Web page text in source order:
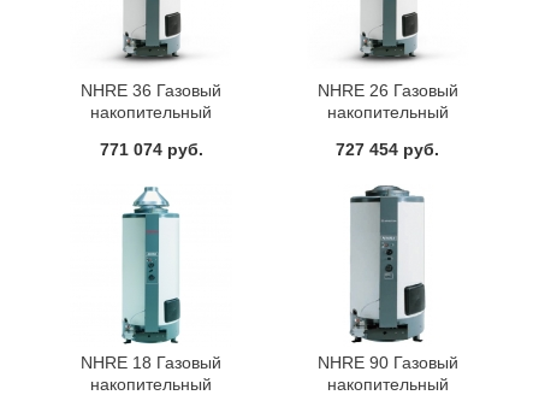
NHRE 36 Газовый
накопительный
771 074 руб.
NHRE 26 Газовый
накопительный
727 454 руб.
NHRE 18 Газовый
накопительный
NHRE 90 Газовый
накопительный